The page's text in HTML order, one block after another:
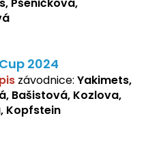
2024
závodnice: Yakimets,
Bašistová, Kozlova,
Kopfstein